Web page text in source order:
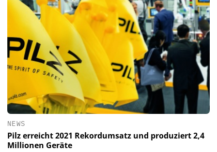
NEWS
Pilz erreicht 2021 Rekordumsatz und produziert 2,4
Millionen Geräte